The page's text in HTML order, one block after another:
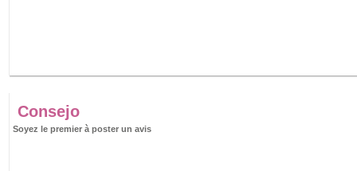
Consejo
Soyez le premier à poster un avis